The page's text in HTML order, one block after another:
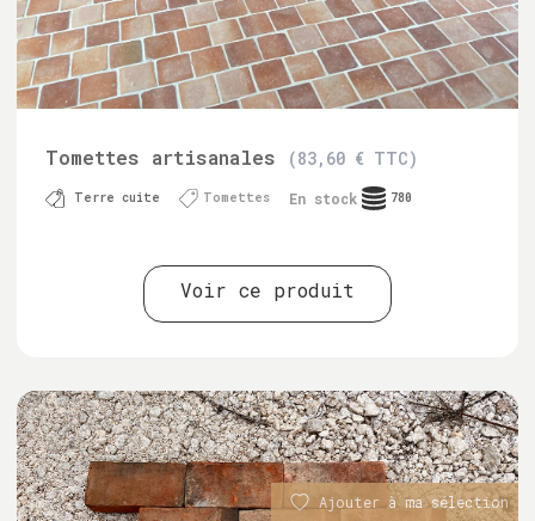
Tomettes artisanales (83,60 € TTC)
Terre cuite Tomettes En stock 780
Voir ce produit
Ajouter à ma sélection